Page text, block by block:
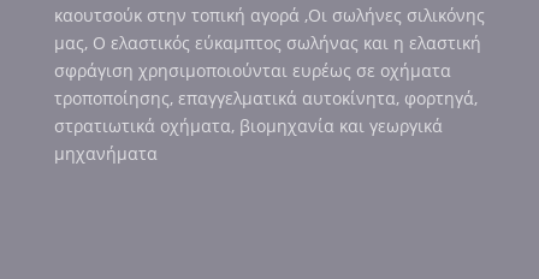
καουτσούκ στην τοπική αγορά ,Οι σωλήνες σιλικόνης
μας, Ο ελαστικός εύκαμπτος σωλήνας και η ελαστική
σφράγιση χρησιμοποιούνται ευρέως σε οχήματα
τροποποίησης, επαγγελματικά αυτοκίνητα, φορτηγά,
στρατιωτικά οχήματα, βιομηχανία και γεωργικά
μηχανήματα